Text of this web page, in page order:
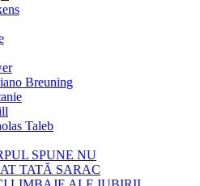
Breuning
Taleb
SPUNE NU
TATĂ SARAC